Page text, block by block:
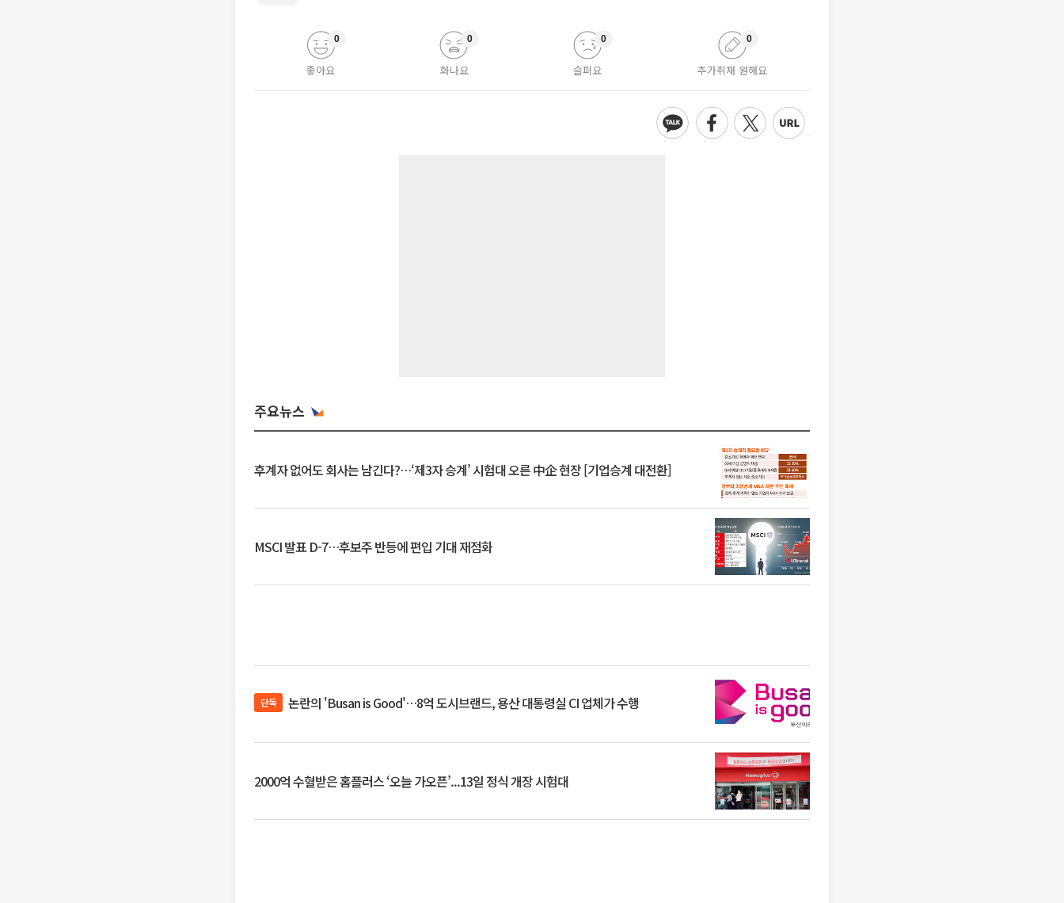
좋아요
0
화나요
0
슬퍼요
0
추가취재 원해요
0
주요뉴스
후계자 없어도 회사는 남긴다?…‘제3자 승계’ 시험대 오른 中企 현장 [기업승계 대전환]
MSCI 발표 D-7…후보주 반등에 편입 기대 재점화
단독 논란의 'Busan is Good'…8억 도시브랜드, 용산 대통령실 CI 업체가 수행
2000억 수혈받은 홈플러스 ‘오늘 가오픈’...13일 정식 개장 시험대